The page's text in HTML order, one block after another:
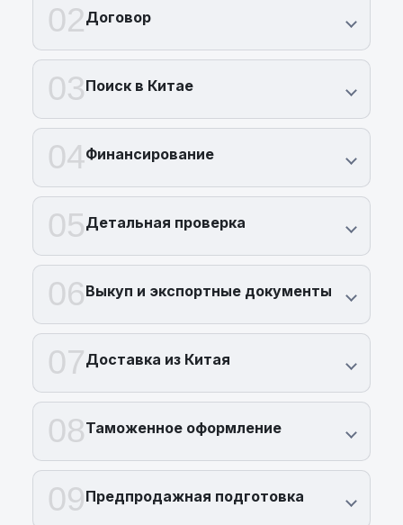
02Договор
03Поиск в Китае
04Финансирование
05Детальная проверка
06Выкуп и экспортные документы
07Доставка из Китая
08Таможенное оформление
09Предпродажная подготовка